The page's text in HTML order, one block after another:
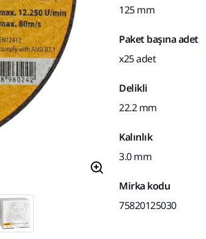
125 mm
Paket başına adet
x25 adet
Delikli
22.2 mm
Kalınlık
3.0 mm
Mirka kodu
75820125030